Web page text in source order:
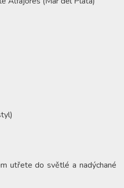
utřete do světlé a nadýchané